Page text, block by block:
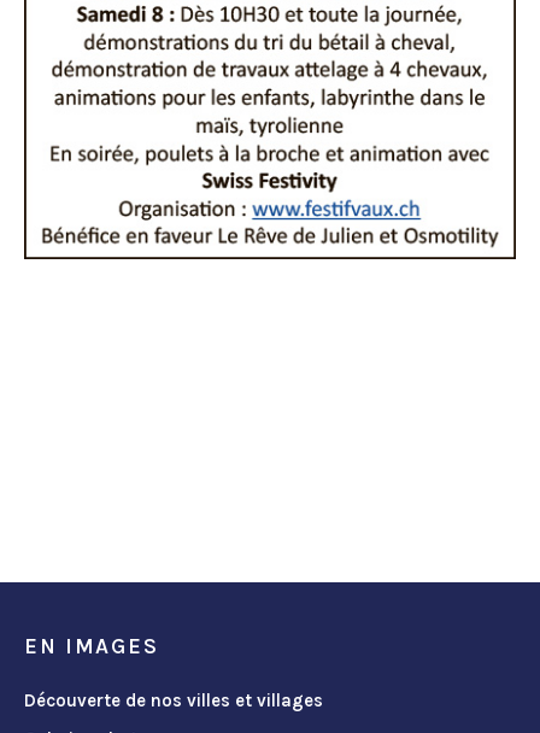
EN IMAGES
Découverte de nos villes et villages